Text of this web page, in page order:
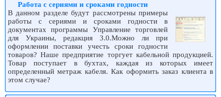
Работа с сериями и сроками годности
В данном разделе будут рассмотрены примеры
работы с сериями и сроками годности в
документах программы Управление торговлей
для Украины, редакция 3.0.Можно ли при
оформлении поставки учесть сроки годности
товаров? Наше предприятие торгует кабельной продукцией.
Товар поступает в бухтах, каждая из которых имеет
определенный метраж кабеля. Как оформить заказ клиента в
этом случае?